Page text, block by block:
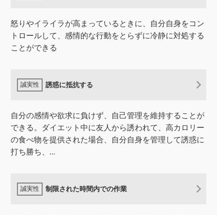
怒りやイライラが高まっているときに、自分自身をコン
トロールして、感情的な行動をとらずに冷静に対処する
ことができる
誘惑に抵抗する
自分の感情や欲求に負けず、自己管理を維持することが
できる。ダイエット中に友人から誘われて、高カロリー
の食べ物を提供された場合、自分自身を管理して誘惑に
打ち勝ち、...
制限された時間内での作業